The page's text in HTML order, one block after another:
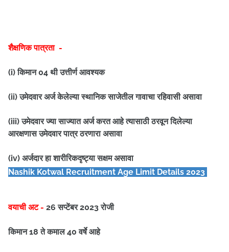
शैक्षणिक पात्रता -
(i) किमान 04 थी उत्तीर्ण आवश्यक
(ii) उमेदवार अर्ज केलेल्या स्थानिक साजेतील गावाचा रहिवासी असावा
(iii) उमेदवार ज्या साज्यात अर्ज करत आहे त्यासाठी ठरवून दिलेल्या
आरक्षणास उमेदवार पात्र ठरणारा असावा
(iv) अर्जदार हा शारीरिकदृष्ट्या सक्षम असावा
Nashik Kotwal Recruitment Age Limit Details 2023
वयाची अट - 26 सप्टेंबर 2023 रोजी
किमान 18 ते कमाल 40 वर्षे आहे